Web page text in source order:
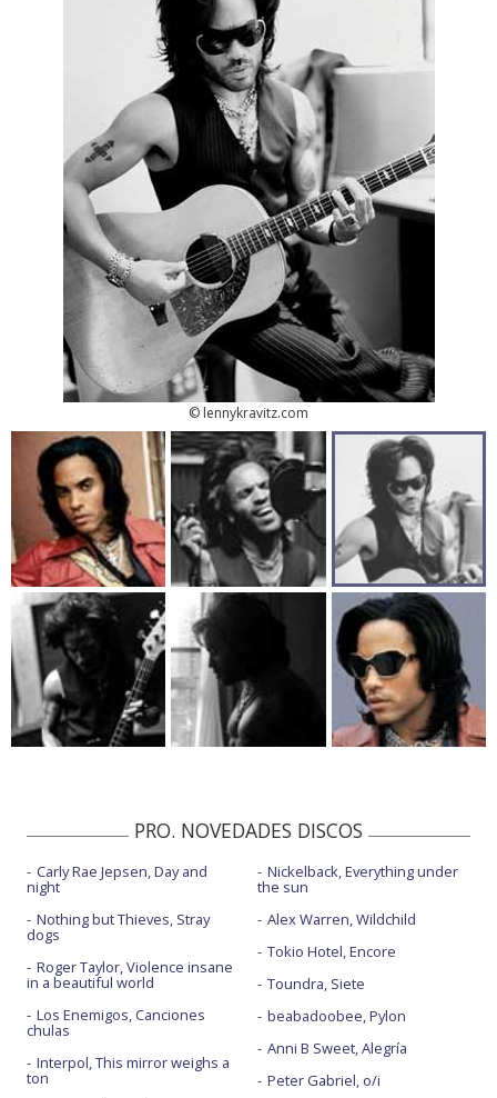
© lennykravitz.com
PRO. NOVEDADES DISCOS
Carly Rae Jepsen, Day and
night
Nothing but Thieves, Stray
dogs
Roger Taylor, Violence insane
in a beautiful world
Los Enemigos, Canciones
chulas
Interpol, This mirror weighs a
ton
Nickelback, Everything under
the sun
Alex Warren, Wildchild
Tokio Hotel, Encore
Toundra, Siete
beabadoobee, Pylon
Anni B Sweet, Alegría
Peter Gabriel, o/i